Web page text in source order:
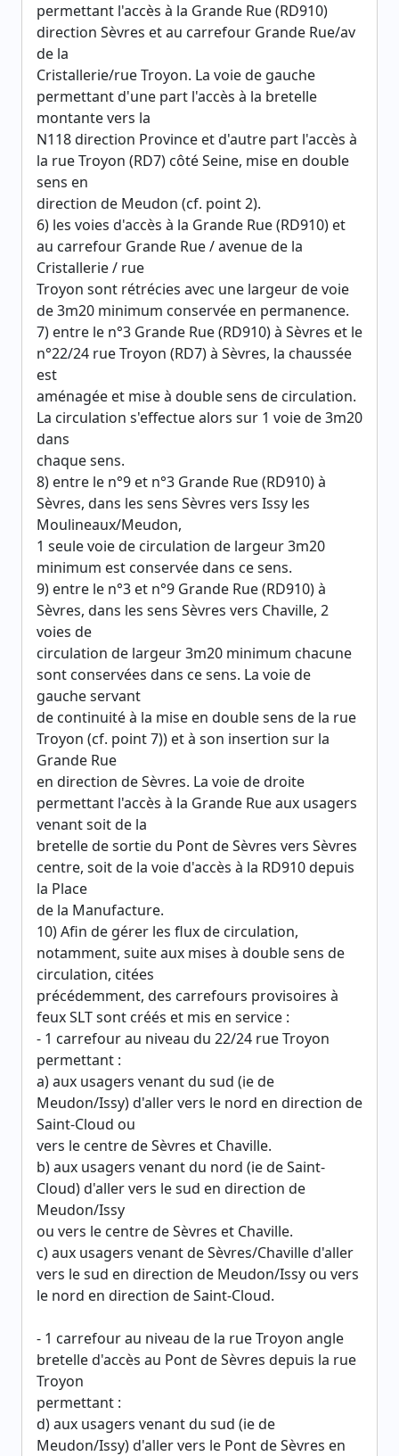
permettant l'accès à la Grande Rue (RD910)
direction Sèvres et au carrefour Grande Rue/av
de la
Cristallerie/rue Troyon. La voie de gauche
permettant d'une part l'accès à la bretelle
montante vers la
N118 direction Province et d'autre part l'accès à
la rue Troyon (RD7) côté Seine, mise en double
sens en
direction de Meudon (cf. point 2).
6) les voies d'accès à la Grande Rue (RD910) et
au carrefour Grande Rue / avenue de la
Cristallerie / rue
Troyon sont rétrécies avec une largeur de voie
de 3m20 minimum conservée en permanence.
7) entre le n°3 Grande Rue (RD910) à Sèvres et le
n°22/24 rue Troyon (RD7) à Sèvres, la chaussée
est
aménagée et mise à double sens de circulation.
La circulation s'effectue alors sur 1 voie de 3m20
dans
chaque sens.
8) entre le n°9 et n°3 Grande Rue (RD910) à
Sèvres, dans les sens Sèvres vers Issy les
Moulineaux/Meudon,
1 seule voie de circulation de largeur 3m20
minimum est conservée dans ce sens.
9) entre le n°3 et n°9 Grande Rue (RD910) à
Sèvres, dans les sens Sèvres vers Chaville, 2
voies de
circulation de largeur 3m20 minimum chacune
sont conservées dans ce sens. La voie de
gauche servant
de continuité à la mise en double sens de la rue
Troyon (cf. point 7)) et à son insertion sur la
Grande Rue
en direction de Sèvres. La voie de droite
permettant l'accès à la Grande Rue aux usagers
venant soit de la
bretelle de sortie du Pont de Sèvres vers Sèvres
centre, soit de la voie d'accès à la RD910 depuis
la Place
de la Manufacture.
10) Afin de gérer les flux de circulation,
notamment, suite aux mises à double sens de
circulation, citées
précédemment, des carrefours provisoires à
feux SLT sont créés et mis en service :
- 1 carrefour au niveau du 22/24 rue Troyon
permettant :
a) aux usagers venant du sud (ie de
Meudon/Issy) d'aller vers le nord en direction de
Saint-Cloud ou
vers le centre de Sèvres et Chaville.
b) aux usagers venant du nord (ie de Saint-
Cloud) d'aller vers le sud en direction de
Meudon/Issy
ou vers le centre de Sèvres et Chaville.
c) aux usagers venant de Sèvres/Chaville d'aller
vers le sud en direction de Meudon/Issy ou vers
le nord en direction de Saint-Cloud.
- 1 carrefour au niveau de la rue Troyon angle
bretelle d'accès au Pont de Sèvres depuis la rue
Troyon
permettant :
d) aux usagers venant du sud (ie de
Meudon/Issy) d'aller vers le Pont de Sèvres en